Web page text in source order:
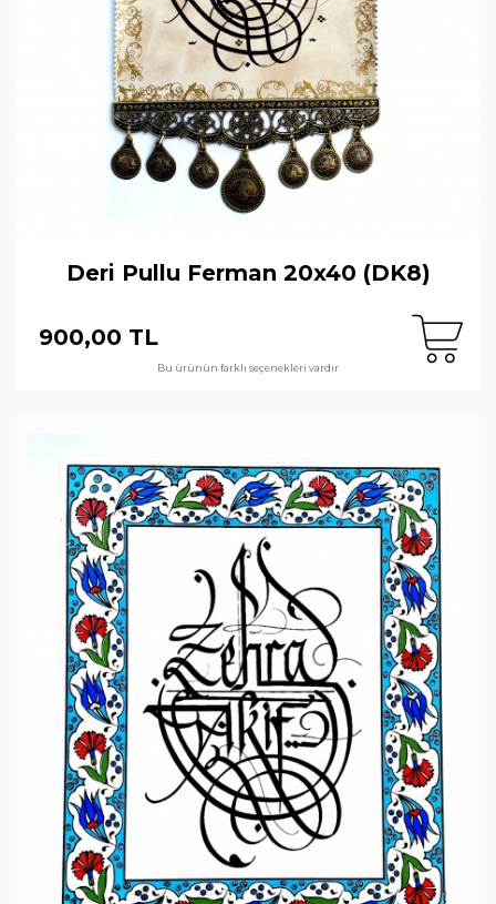
Deri Pullu Ferman 20x40 (DK8)
900,00 TL
Bu ürünün farklı seçenekleri vardır